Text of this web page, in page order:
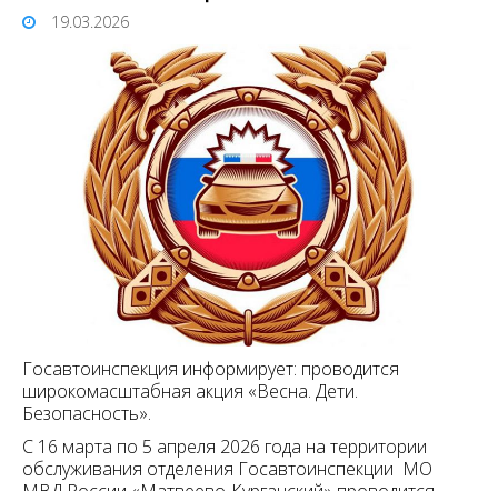
19.03.2026
Госавтоинспекция информирует: проводится
широкомасштабная акция «Весна. Дети.
Безопасность».
С 16 марта по 5 апреля 2026 года на территории
обслуживания отделения Госавтоинспекции МО